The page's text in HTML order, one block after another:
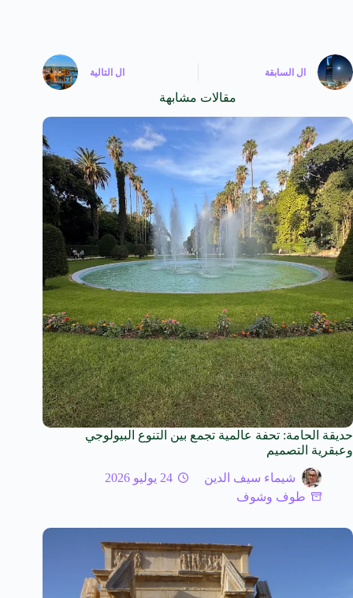
ال السابقة ال التالية
مقالات مشابهة
حديقة الحامة: تحفة عالمية تجمع بين التنوع البيولوجي
وعبقرية التصميم
شيماء سيف الدين
24 يوليو 2026
طوف وشوف